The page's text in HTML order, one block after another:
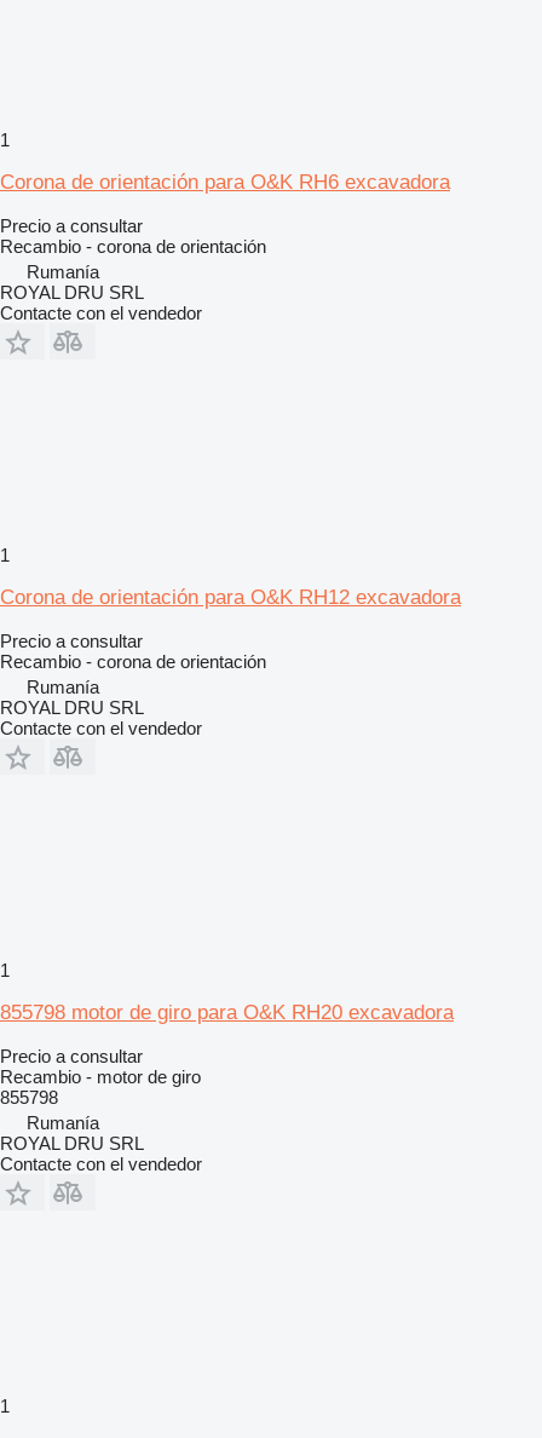
1
Corona de orientación para O&K RH6 excavadora
Precio a consultar
Recambio - corona de orientación
Rumanía
ROYAL DRU SRL
Contacte con el vendedor
1
Corona de orientación para O&K RH12 excavadora
Precio a consultar
Recambio - corona de orientación
Rumanía
ROYAL DRU SRL
Contacte con el vendedor
1
855798 motor de giro para O&K RH20 excavadora
Precio a consultar
Recambio - motor de giro
855798
Rumanía
ROYAL DRU SRL
Contacte con el vendedor
1